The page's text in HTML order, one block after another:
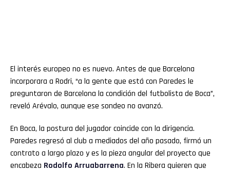
El interés europeo no es nuevo. Antes de que Barcelona
incorporara a Rodri, “a la gente que está con Paredes le
preguntaron de Barcelona la condición del futbolista de Boca”,
reveló Arévalo, aunque ese sondeo no avanzó.
En Boca, la postura del jugador coincide con la dirigencia.
Paredes regresó al club a mediados del año pasado, firmó un
contrato a largo plazo y es la pieza angular del proyecto que
encabeza Rodolfo Arruabarrena. En la Ribera quieren que